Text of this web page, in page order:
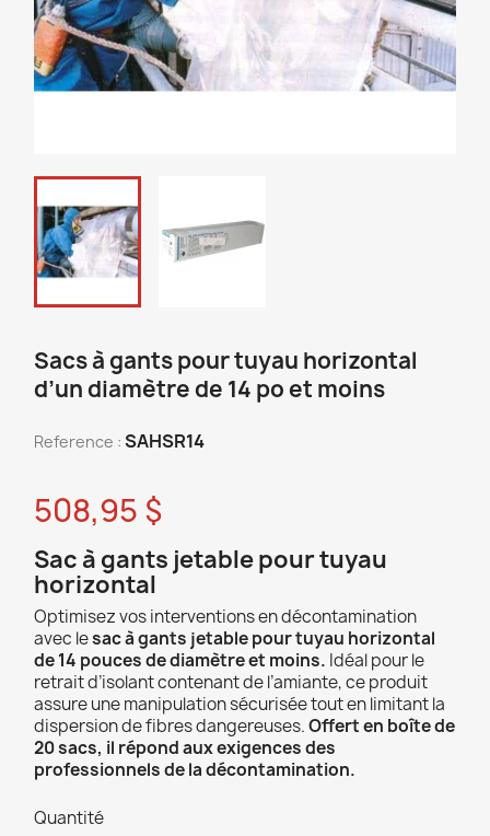
Sacs à gants pour tuyau horizontal
d’un diamètre de 14 po et moins
Reference : SAHSR14
508,95 $
Sac à gants jetable pour tuyau
horizontal
Optimisez vos interventions en décontamination
avec lesac à gants jetable pour tuyau horizontal
de 14 pouces de diamètre et moins. Idéal pour le
retrait d’isolant contenant de l’amiante, ce produit
assure une manipulation sécurisée tout en limitant la
dispersion de fibres dangereuses.Offert en boîte de
20 sacs, il répond aux exigences des
professionnels de la décontamination.
Quantité